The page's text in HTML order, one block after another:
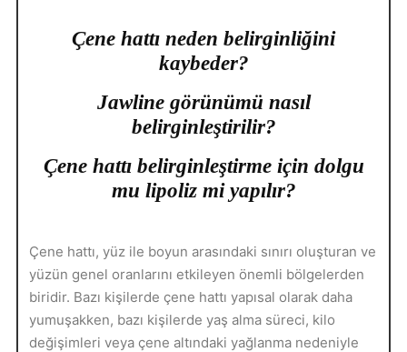
Çene hattı neden belirginliğini
kaybeder?
Jawline görünümü nasıl
belirginleştirilir?
Çene hattı belirginleştirme için dolgu
mu lipoliz mi yapılır?
Çene hattı, yüz ile boyun arasındaki sınırı oluşturan ve
yüzün genel oranlarını etkileyen önemli bölgelerden
biridir. Bazı kişilerde çene hattı yapısal olarak daha
yumuşakken, bazı kişilerde yaş alma süreci, kilo
değişimleri veya çene altındaki yağlanma nedeniyle